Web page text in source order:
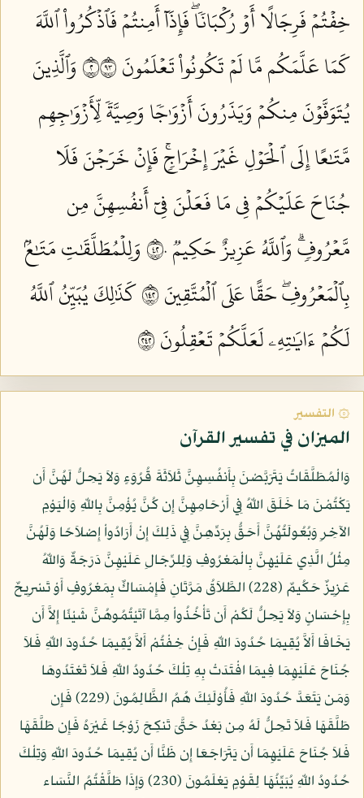
خِفۡتُمۡ فَرِجَالًا أَوۡ رُكۡبَانٗاۖ فَإِذَآ أَمِنتُمۡ فَٱذۡكُرُواْ ٱللَّهَ
كَمَا عَلَّمَكُم مَّا لَمۡ تَكُونُواْ تَعۡلَمُونَ ٢٣٩
وَٱلَّذِينَ
يُتَوَفَّوۡنَ مِنكُمۡ وَيَذَرُونَ أَزۡوَٰجٗا وَصِيَّةٗ لِّأَزۡوَٰجِهِم
مَّتَٰعًا إِلَى ٱلۡحَوۡلِ غَيۡرَ إِخۡرَاجٖۚ فَإِنۡ خَرَجۡنَ فَلَا
جُنَاحَ عَلَيۡكُمۡ فِي مَا فَعَلۡنَ فِيٓ أَنفُسِهِنَّ مِن
مَّعۡرُوفٖۗ وَٱللَّهُ عَزِيزٌ حَكِيمٞ ٢٤٠
وَلِلۡمُطَلَّقَٰتِ مَتَٰعُۢ
بِٱلۡمَعۡرُوفِۖ حَقًّا عَلَى ٱلۡمُتَّقِينَ ٢٤١
كَذَٰلِكَ يُبَيِّنُ ٱللَّهُ
لَكُمۡ ءَايَٰتِهِۦ لَعَلَّكُمۡ تَعۡقِلُونَ ٢٤٢
۞ التفسير
الميزان في تفسير القرآن
وَالْمُطَلَّقَاتُ يَتَرَبَّصْنَ بِأَنفُسِهِنَّ ثَلاَثَةَ قُرُوَءٍ وَلاَ يَحِلُّ لَهُنَّ أَن
يَكْتُمْنَ مَا خَلَقَ اللّهُ فِي أَرْحَامِهِنَّ إِن كُنَّ يُؤْمِنَّ بِاللّهِ وَالْيَوْمِ
الآخِرِ وَبُعُولَتُهُنَّ أَحَقُّ بِرَدِّهِنَّ فِي ذَلِكَ إِنْ أَرَادُواْ إِصْلاَحًا وَلَهُنَّ
مِثْلُ الَّذِي عَلَيْهِنَّ بِالْمَعْرُوفِ وَلِلرِّجَالِ عَلَيْهِنَّ دَرَجَةٌ وَاللّهُ
عَزِيزٌ حَكُيمٌ (228) الطَّلاَقُ مَرَّتَانِ فَإِمْسَاكٌ بِمَعْرُوفٍ أَوْ تَسْرِيحٌ
بِإِحْسَانٍ وَلاَ يَحِلُّ لَكُمْ أَن تَأْخُذُواْ مِمَّا آتَيْتُمُوهُنَّ شَيْئًا إِلاَّ أَن
يَخَافَا أَلاَّ يُقِيمَا حُدُودَ اللّهِ فَإِنْ خِفْتُمْ أَلاَّ يُقِيمَا حُدُودَ اللّهِ فَلاَ
جُنَاحَ عَلَيْهِمَا فِيمَا افْتَدَتْ بِهِ تِلْكَ حُدُودُ اللّهِ فَلاَ تَعْتَدُوهَا
وَمَن يَتَعَدَّ حُدُودَ اللّهِ فَأُوْلَئِكَ هُمُ الظَّالِمُونَ (229) فَإِن
طَلَّقَهَا فَلاَ تَحِلُّ لَهُ مِن بَعْدُ حَتَّىَ تَنكِحَ زَوْجًا غَيْرَهُ فَإِن طَلَّقَهَا
فَلاَ جُنَاحَ عَلَيْهِمَا أَن يَتَرَاجَعَا إِن ظَنَّا أَن يُقِيمَا حُدُودَ اللّهِ وَتِلْكَ
حُدُودُ اللّهِ يُبَيِّنُهَا لِقَوْمٍ يَعْلَمُونَ (230) وَإِذَا طَلَّقْتُمُ النَّسَاء